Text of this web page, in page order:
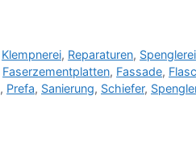
Klempnerei, Reparaturen, Spenglerei
Faserzementplatten, Fassade,
, Prefa, Sanierung, Schiefer,